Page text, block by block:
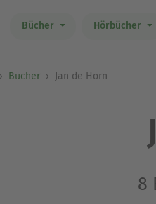
Bücher Hörbücher
Bücher Jan de Horn
8